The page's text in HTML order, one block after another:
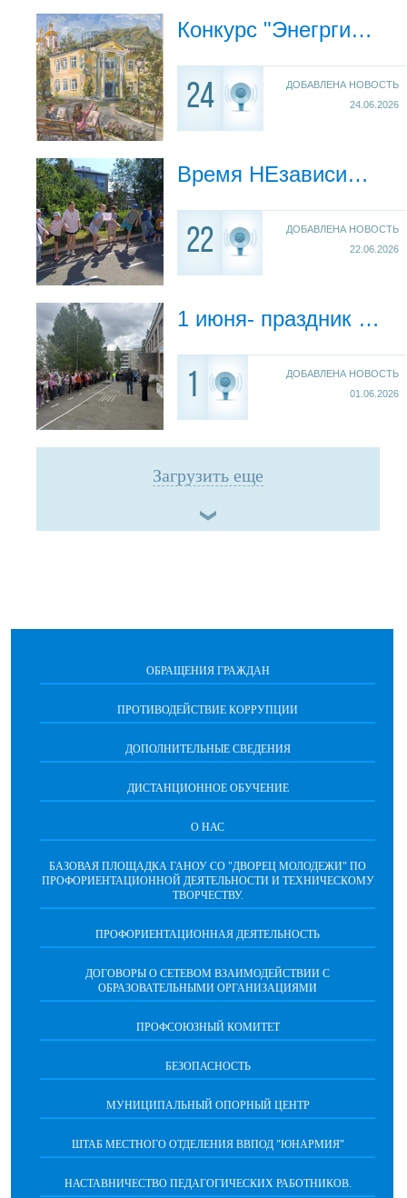
Конкурс "Энегргия красок"
24
ДОБАВЛЕНА НОВОСТЬ
24.06.2026
Время НЕзависимых
22
ДОБАВЛЕНА НОВОСТЬ
22.06.2026
1 июня- праздник детства и старт «Уральских каникул»
1
ДОБАВЛЕНА НОВОСТЬ
01.06.2026
Загрузить еще
ОБРАЩЕНИЯ ГРАЖДАН
ПРОТИВОДЕЙСТВИЕ КОРРУПЦИИ
ДОПОЛНИТЕЛЬНЫЕ СВЕДЕНИЯ
ДИСТАНЦИОННОЕ ОБУЧЕНИЕ
О НАС
БАЗОВАЯ ПЛОЩАДКА ГАНОУ СО "ДВОРЕЦ МОЛОДЕЖИ" ПО
ПРОФОРИЕНТАЦИОННОЙ ДЕЯТЕЛЬНОСТИ И ТЕХНИЧЕСКОМУ
ТВОРЧЕСТВУ.
ПРОФОРИЕНТАЦИОННАЯ ДЕЯТЕЛЬНОСТЬ
ДОГОВОРЫ О СЕТЕВОМ ВЗАИМОДЕЙСТВИИ С
ОБРАЗОВАТЕЛЬНЫМИ ОРГАНИЗАЦИЯМИ
ПРОФСОЮЗНЫЙ КОМИТЕТ
БЕЗОПАСНОСТЬ
МУНИЦИПАЛЬНЫЙ ОПОРНЫЙ ЦЕНТР
ШТАБ МЕСТНОГО ОТДЕЛЕНИЯ ВВПОД "ЮНАРМИЯ"
НАСТАВНИЧЕСТВО ПЕДАГОГИЧЕСКИХ РАБОТНИКОВ.